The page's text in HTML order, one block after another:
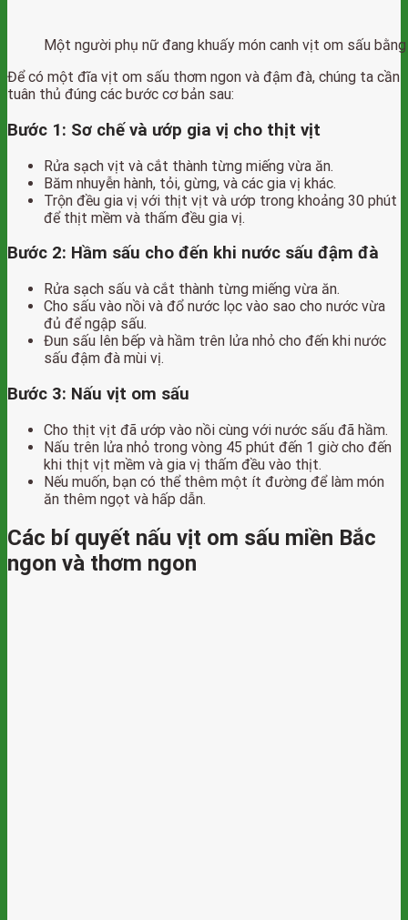
Một người phụ nữ đang khuấy món canh vịt om sấu
Để có một đĩa vịt om sấu thơm ngon và đậm đà, chúng ta cần
tuân thủ đúng các bước cơ bản sau:
Bước 1: Sơ chế và ướp gia vị cho thịt vịt
Rửa sạch vịt và cắt thành từng miếng vừa ăn.
Băm nhuyễn hành, tỏi, gừng, và các gia vị khác.
Trộn đều gia vị với thịt vịt và ướp trong khoảng 30 phút
để thịt mềm và thấm đều gia vị.
Bước 2: Hầm sấu cho đến khi nước sấu đậm đà
Rửa sạch sấu và cắt thành từng miếng vừa ăn.
Cho sấu vào nồi và đổ nước lọc vào sao cho nước vừa
đủ để ngập sấu.
Đun sấu lên bếp và hầm trên lửa nhỏ cho đến khi nước
sấu đậm đà mùi vị.
Bước 3: Nấu vịt om sấu
Cho thịt vịt đã ướp vào nồi cùng với nước sấu đã hầm.
Nấu trên lửa nhỏ trong vòng 45 phút đến 1 giờ cho đến
khi thịt vịt mềm và gia vị thấm đều vào thịt.
Nếu muốn, bạn có thể thêm một ít đường để làm món
ăn thêm ngọt và hấp dẫn.
Các bí quyết nấu vịt om sấu miền Bắc
ngon và thơm ngon